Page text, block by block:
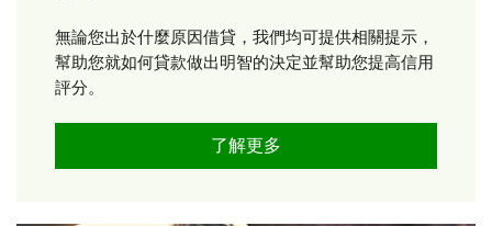
無論您出於什麼原因借貸，我們均可提供相關提示，
幫助您就如何貸款做出明智的決定並幫助您提高信用
評分。
了解更多